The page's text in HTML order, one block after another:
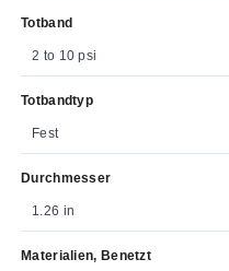
Totband
2 to 10 psi
Totbandtyp
Fest
Durchmesser
1.26 in
Materialien, Benetzt